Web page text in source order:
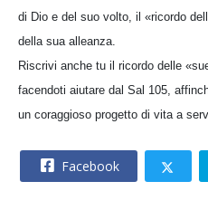
di Dio e del suo volto, il «ricordo
della sua alleanza.
Riscrivi anche tu il ricordo delle
facendoti aiutare dal Sal 105,
un coraggioso progetto di vita a
Facebook